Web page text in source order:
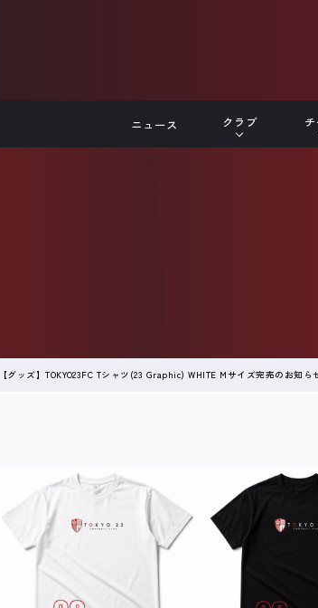
ニュース クラブ
【グッズ】TOKYO23FC Tシャツ(23 Graphic) WHITE Mサイズ完売のお知ら